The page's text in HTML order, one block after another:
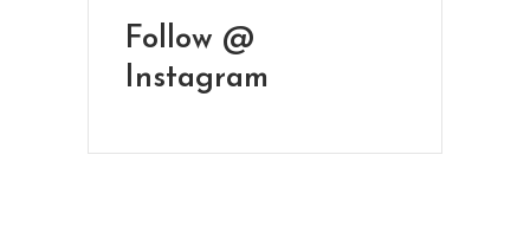
Follow @
Instagram